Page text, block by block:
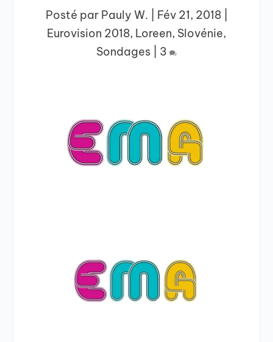
Posté par Pauly W. Fév 21, 2018|
Eurovision 2018, Loreen, Slovénie,
Sondages
3